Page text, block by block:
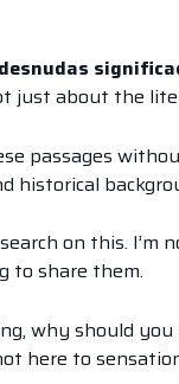
just about the
passages
historical
on this.
to share them.
why should
here to